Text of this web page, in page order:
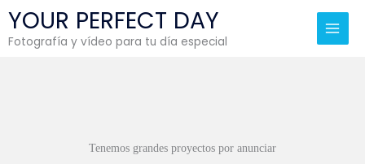
contenido
YOUR PERFECT DAY
Fotografía y vídeo para tu día especial
Main
Tenemos grandes proyectos por anunciar